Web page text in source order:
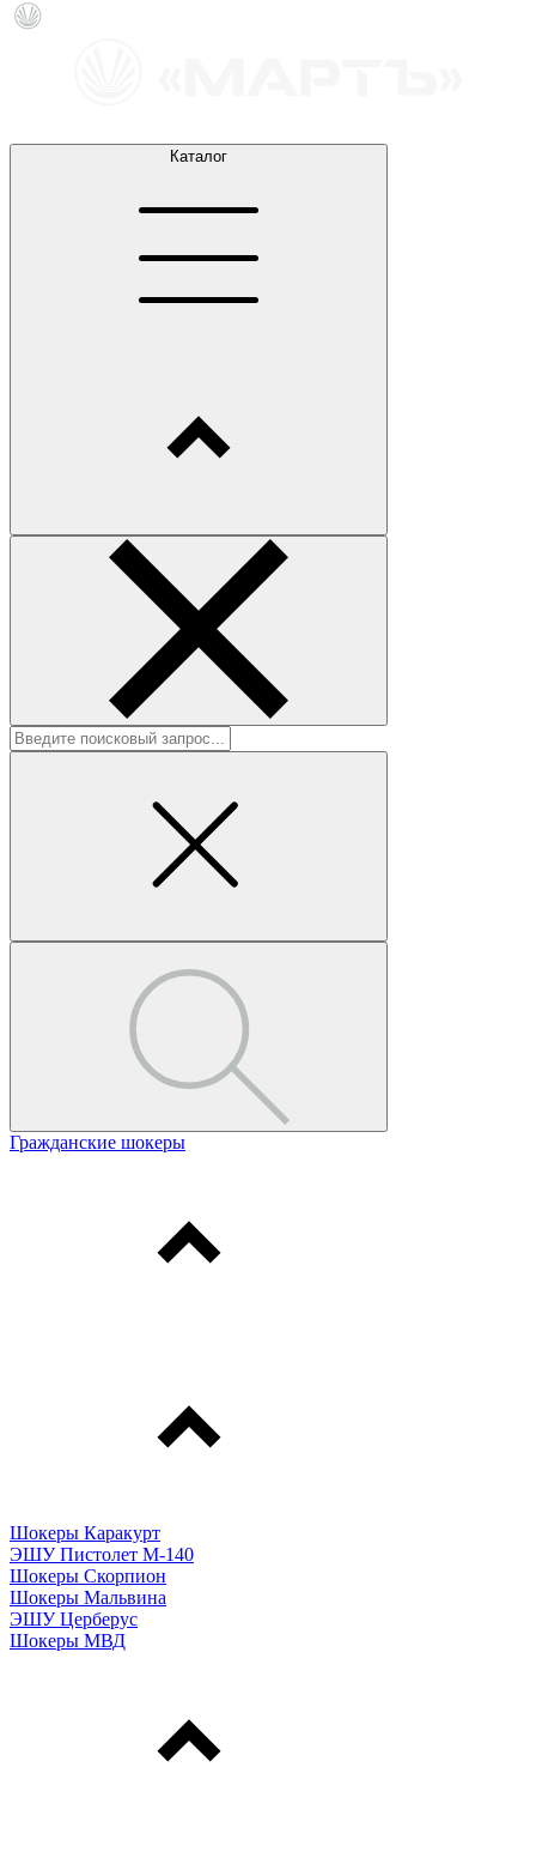
Каталог
Гражданские шокеры
Шокеры Каракурт
ЭШУ Пистолет М-140
Шокеры Скорпион
Шокеры Мальвина
ЭШУ Церберус
Шокеры МВД